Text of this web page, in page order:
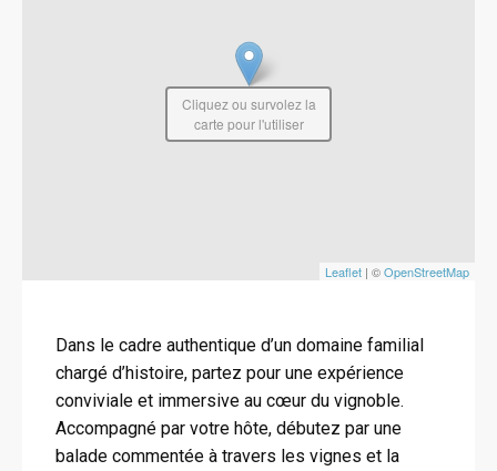
Leaflet | ©OpenStreetMap
Cliquez ou survolez la
carte pour l'utiliser
Dans le cadre authentique d’un domaine familial
chargé d’histoire, partez pour une expérience
conviviale et immersive au cœur du vignoble.
Accompagné par votre hôte, débutez par une
balade commentée à travers les vignes et la